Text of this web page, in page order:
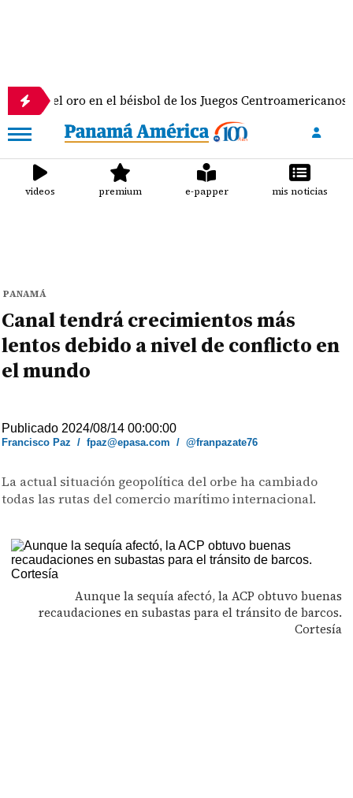
oro en el béisbol de los Juegos Centroamericanos y del
videos premium e-papper mis noticias
PANAMÁ
Canal tendrá crecimientos más
lentos debido a nivel de conflicto en
el mundo
Publicado 2024/08/14 00:00:00
Francisco Paz /fpaz@epasa.com /@franpazate76
La actual situación geopolítica del orbe ha cambiado
todas las rutas del comercio marítimo internacional.
Aunque la sequía afectó, la ACP obtuvo buenas
recaudaciones en subastas para el tránsito de barcos.
Cortesía